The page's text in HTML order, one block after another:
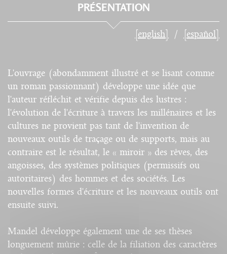
PRÉSENTATION
[english] [español]
L'ouvrage (abondamment illustré et se lisant comme
un roman passionnant) développe une idée que
l'auteur réfléchit et vérifie depuis des lustres :
l'évolution de l'écriture à travers les millénaires et les
cultures ne provient pas tant de l'invention de
nouveaux outils de traçage ou de supports, mais au
contraire est le résultat, le « miroir » des rêves, des
angoisses, des systèmes politiques (permissifs ou
autoritaires) des hommes et des sociétés. Les
nouvelles formes d'écriture et les nouveaux outils ont
ensuite suivi.
Mandel développe également une de ses thèses
longuement mûrie : celle de la filiation des caractères